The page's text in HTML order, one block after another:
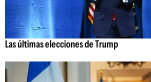
Las últimas elecciones de Trump